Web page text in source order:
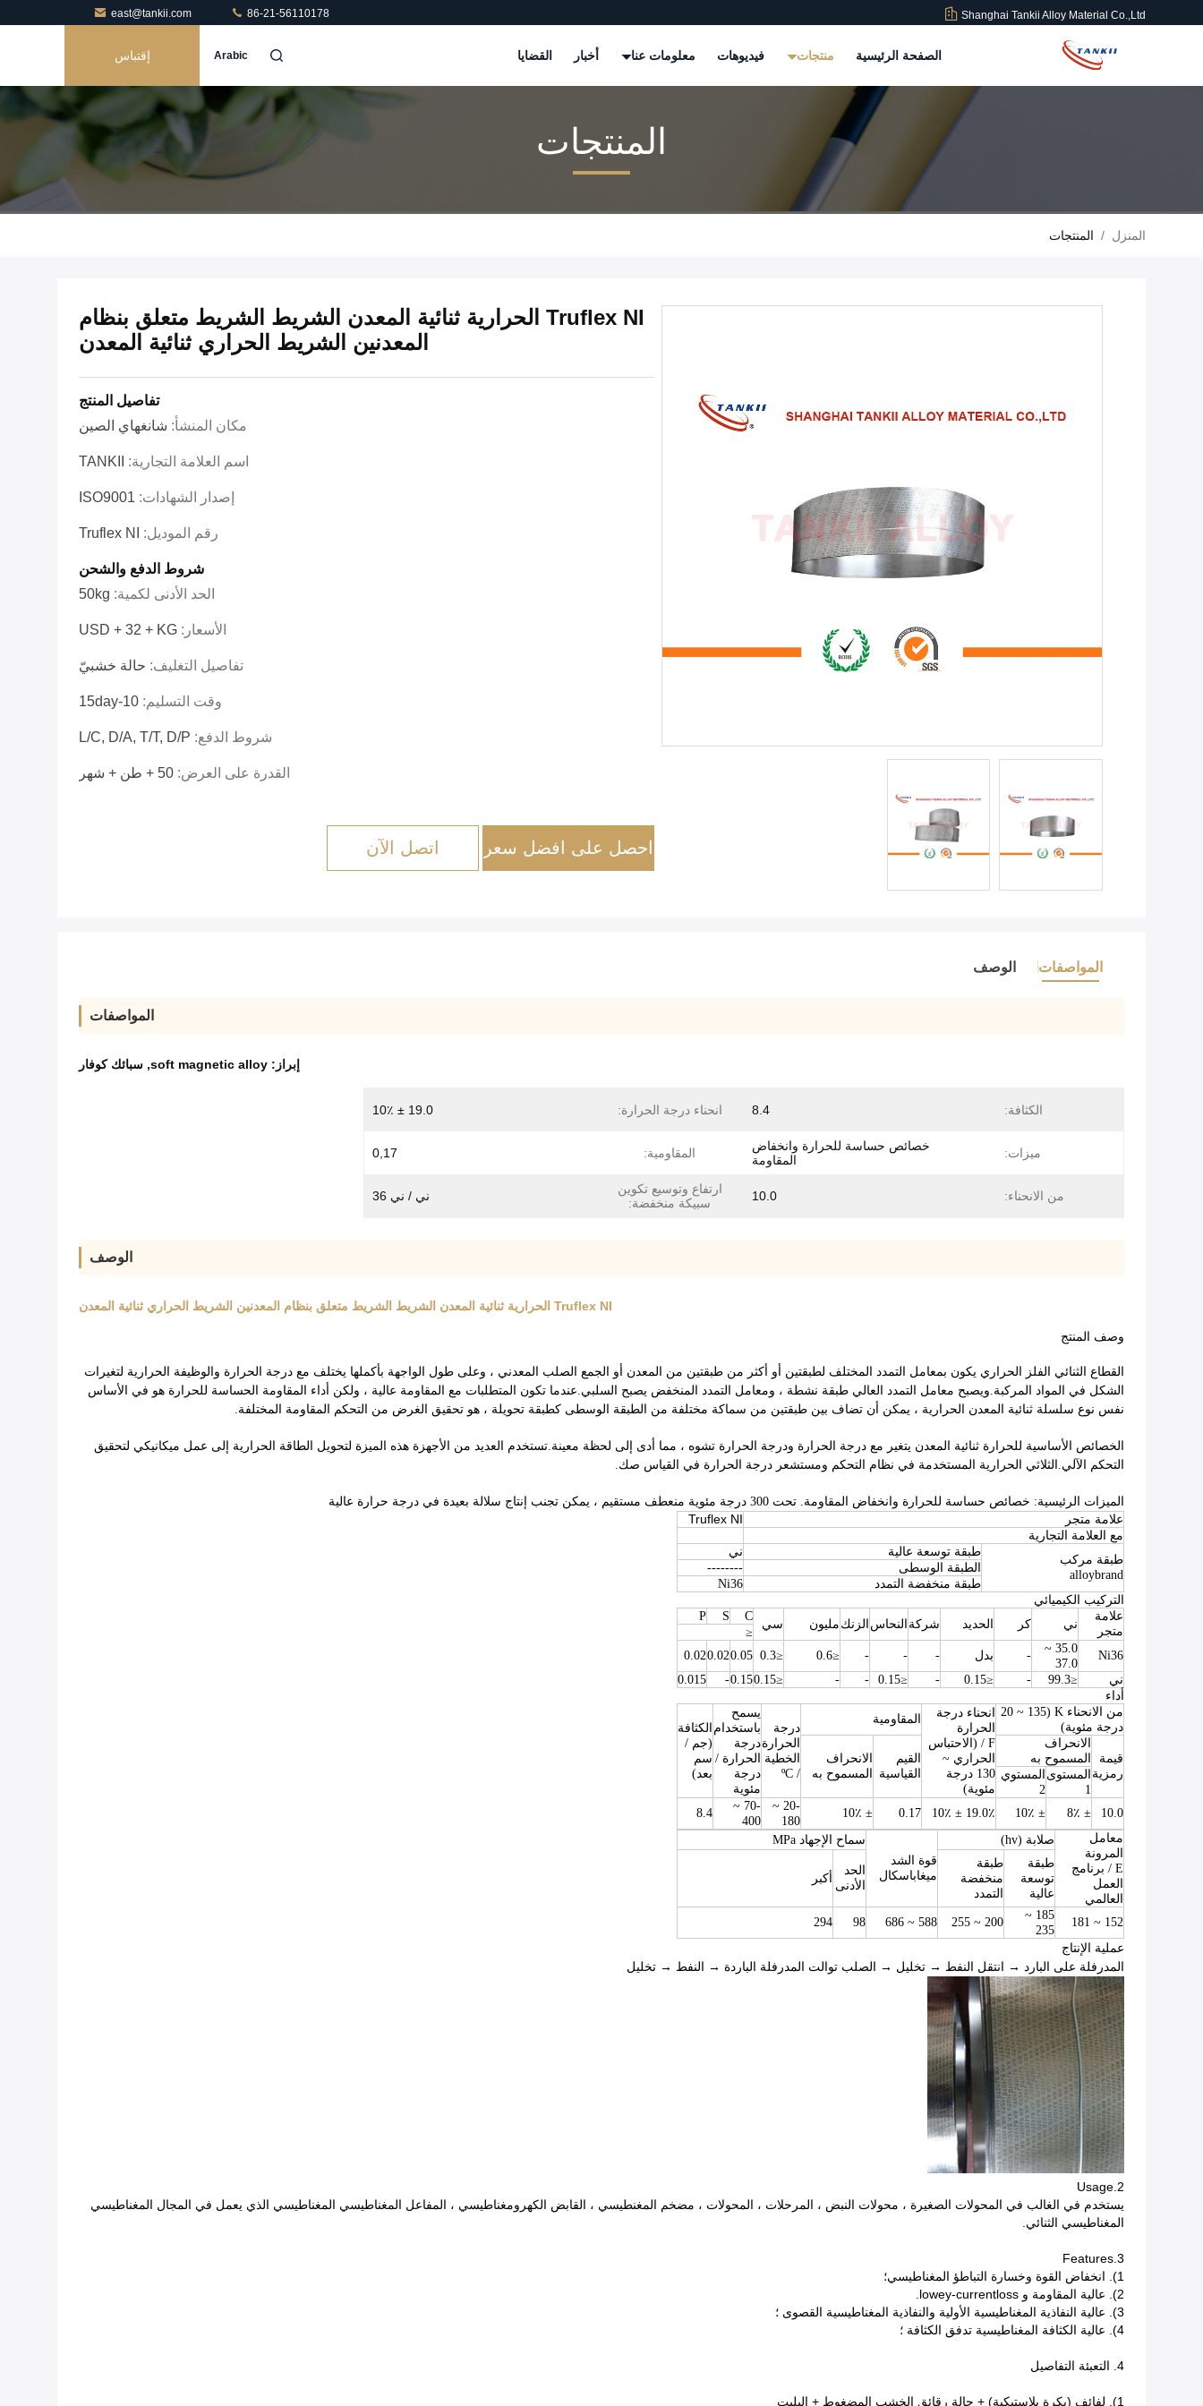
Shanghai Tankii Alloy Material Co.,Ltd
east@tankii.com 86-21-56110178
الصفحة الرئيسية منتجات فيديوهات معلومات عنا أخبار القضايا Arabic إقتباس
المنتجات
المنزل / المنتجات
Truflex NI الحرارية ثنائية المعدن الشريط الشريط متعلق بنظام
المعدنين الشريط الحراري ثنائية المعدن
تفاصيل المنتج
مكان المنشأ: شانغهاي الصين
اسم العلامة التجارية: TANKII
إصدار الشهادات: ISO9001
رقم الموديل: Truflex NI
شروط الدفع والشحن
الحد الأدنى لكمية: 50kg
الأسعار: USD + 32 + KG
تفاصيل التغليف: حالة خشبيّ
وقت التسليم: 10-15day
شروط الدفع: L/C, D/A, T/T, D/P
القدرة على العرض: 50 + طن + شهر
احصل على افضل سعر اتصل الآن
المواصفات الوصف
المواصفات
إبراز: soft magnetic alloy
, سبائك كوفار
الكثافة: 8.4 انحناء درجة الحرارة: 19.0 ± 10٪
ميزات:
خصائص حساسة للحرارة وانخفاض
المقاومة
المقاومية: 0,17
من الانحناء: 10.0
ارتفاع وتوسيع تكوين
سبيكة منخفضة:
ني / ني 36
الوصف
Truflex NI الحرارية ثنائية المعدن الشريط الشريط متعلق بنظام المعدنين الشريط الحراري ثنائية المعدن
وصف المنتج
القطاع الثنائي الفلز الحراري يكون بمعامل التمدد المختلف لطبقتين أو أكثر من طبقتين من المعدن أو الجمع الصلب المعدني ، وعلى طول الواجهة بأكملها يختلف مع درجة الحرارة والوظيفة الحرارية لتغيرات
الشكل في المواد المركبة.ويصبح معامل التمدد العالي طبقة نشطة ، ومعامل التمدد المنخفض يصبح السلبي.عندما تكون المتطلبات مع المقاومة عالية ، ولكن أداء المقاومة الحساسة للحرارة هو في الأساس
نفس نوع سلسلة ثنائية المعدن الحرارية ، يمكن أن تضاف بين طبقتين من سماكة مختلفة من الطبقة الوسطى كطبقة تحويلة ، هو تحقيق الغرض من التحكم المقاومة المختلفة.
الخصائص الأساسية للحرارة ثنائية المعدن يتغير مع درجة الحرارة ودرجة الحرارة تشوه ، مما أدى إلى لحظة معينة.تستخدم العديد من الأجهزة هذه الميزة لتحويل الطاقة الحرارية إلى عمل ميكانيكي لتحقيق
التحكم الآلي.الثلاثي الحرارية المستخدمة في نظام التحكم ومستشعر درجة الحرارة في القياس صك.
الميزات الرئيسية: خصائص حساسة للحرارة وانخفاض المقاومة. تحت 300 درجة مئوية منعطف مستقيم ، يمكن تجنب إنتاج سلالة بعيدة في درجة حرارة عالية
علامة متجر
Truflex NI
مع العلامة التجارية
طبقة مركب
alloybrand
طبقة توسعة عالية
ني
الطبقة الوسطى
--------
طبقة منخفضة التمدد
Ni36
التركيب الكيميائي
علامة
متجر
ني كر الحديد شركة النحاس الزنك مليون سي
C
S
P
≤
Ni36
35.0 ~
37.0
- بدل -
-
-
≤0.6
≤0.3
0.05
0.02
0.02
ني
≤99.3
-
≤0.15
-
≤0.15
-
-
≤0.15
0.15
-
0.015
أداء
من الانحناء K (20 ~ 135
درجة مئوية)
انحناء درجة
الحرارة
F / (الاحتباس
الحراري ~
130 درجة
مئوية)
المقاومية
درجة
الحرارة
الخطية
/ ºC
يسمح
باستخدام
درجة
الحرارة /
درجة
مئوية
الكثافة
(جم /
سم
بعد)
قيمة
رمزية
الانحراف
المسموح به
القيم
القياسية
الانحراف
المسموح به
المستوى
1
المستوي
2
10.0
± 8٪ ± 10٪ 19.0٪ ± 10٪ 0.17 ± 10٪
-20 ~
180
-70 ~
400
8.4
معامل
المرونة
E / برنامج
العمل
العالمي
صلابة (hv)
قوة الشد
ميغاباسكال
سماح الإجهاد MPa
طبقة
توسعة
عالية
طبقة
منخفضة
التمدد
الحد
الأدنى
أكبر
152 ~ 181
185 ~
235
200 ~ 255
588 ~ 686
98
294
عملية الإنتاج
المدرفلة على البارد → انتقل النفط → تخليل → الصلب توالت المدرفلة الباردة → النفط → تخليل
2.Usage
يستخدم في الغالب في المحولات الصغيرة ، محولات النبض ، المرحلات ، المحولات ، مضخم المغنطيسي ، القابض الكهرومغناطيسي ، المفاعل المغناطيسي المغناطيسي الذي يعمل في المجال المغناطيسي
المغناطيسي الثنائي.
3.Features
1). انخفاض القوة وخسارة التباطؤ المغناطيسي؛
2). عالية المقاومة و lowey-currentloss.
3). عالية النفاذية المغناطيسية الأولية والنفاذية المغناطيسية القصوى ؛
4). عالية الكثافة المغناطيسية تدفق الكثافة ؛
4. التعبئة التفاصيل
1).
لفائف (بكرة بلاستيكية) + حالة رقائق الخشب المضغوط + البليت